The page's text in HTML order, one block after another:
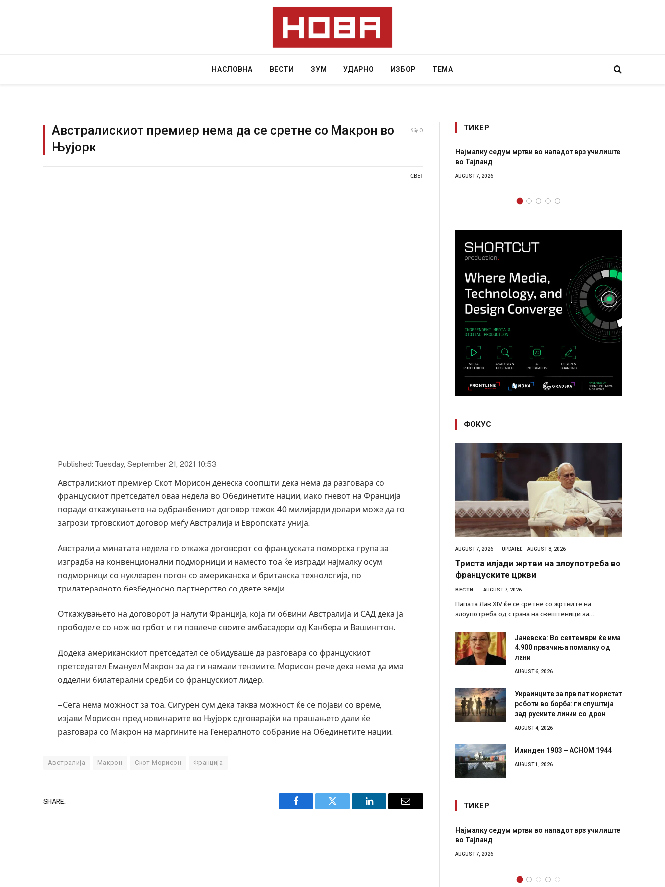
НАСЛОВНА ВЕСТИ ЗУМ УДАРНО ИЗБОР ТЕМА
Австралискиот премиер нема да се сретне со Макрон во
Њујорк
0
СВЕТ
Published: Tuesday, September 21, 2021 10:53
Австралискиот премиер Скот Морисон денеска соопшти дека нема да разговара со
францускиот претседател оваа недела во Обединетите нации, иако гневот на Франција
поради откажувањето на одбранбениот договор тежок 40 милијарди долари може да го
загрози трговскиот договор меѓу Австралија и Европската унија.
Австралија минатата недела го откажа договорот со француската поморска група за
изградба на конвенционални подморници и наместо тоа ќе изгради најмалку осум
подморници со нуклеарен погон со американска и британска технологија, по
трилатералното безбедносно партнерство со двете земји.
Откажувањето на договорот ја налути Франција, која ги обвини Австралија и САД дека ја
прободеле со нож во грбот и ги повлече своите амбасадори од Канбера и Вашингтон.
Додека американскиот претседател се обидуваше да разговара со францускиот
претседател Емануел Макрон за да ги намали тензиите, Морисон рече дека нема да има
одделни билатерални средби со францускиот лидер.
– Сега нема можност за тоа. Сигурен сум дека таква можност ќе се појави со време,
изјави Морисон пред новинарите во Њујорк одговарајќи на прашањето дали ќе
разговара со Макрон на маргините на Генералното собрание на Обединетите нации.
Австралија Макрон Скот Морисон Франција
SHARE.
Facebook Twitter LinkedIn Email
ТИКЕР
Најмалку седум мртви во нападот врз училиште
во Тајланд
AUGUST 7, 2026
ФОКУС
AUGUST 7, 2026 UPDATED: AUGUST 8, 2026
Триста илјади жртви на злоупотреба во
француските цркви
ВЕСТИ AUGUST 7, 2026
Папата Лав XIV ќе се сретне со жртвите на
злоупотреба од страна на свештеници за…
Јаневска: Во септември ќе има
4.900 првачиња помалку од
лани
AUGUST 6, 2026
Украинците за прв пат користат
роботи во борба: ги спуштија
зад руските линии со дрон
AUGUST 4, 2026
Илинден 1903 – АСНОМ 1944
AUGUST 1, 2026
ТИКЕР
Најмалку седум мртви во нападот врз училиште
во Тајланд
AUGUST 7, 2026